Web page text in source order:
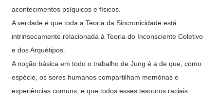
acontecimentos psíquicos e físicos.
A verdade é que toda a Teoria da Sincronicidade está
intrinsecamente relacionada à Teoria do Inconsciente Coletivo
e dos Arquétipos.
A noção básica em todo o trabalho de Jung é a de que, como
espécie, os seres humanos compartilham memórias e
experiências comuns, e que todos esses tesouros raciais